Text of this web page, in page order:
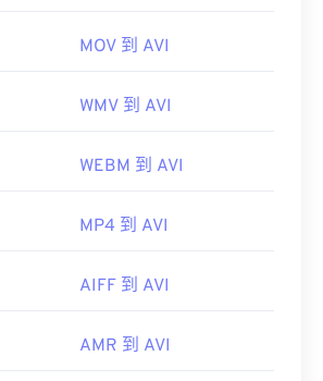
MOV 到 AVI
WMV 到 AVI
WEBM 到 AVI
MP4 到 AVI
AIFF 到 AVI
AMR 到 AVI